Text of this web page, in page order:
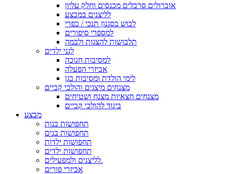
אוברולים סרבלים מכנסים וחלק עליון
לליצנים במבצע
לבוש בסגנון תנכי / כפרי
למספרי סיפורים
תלבושות להצגות ולבמה
לגני ילדים
למסיבות חנוכה
אביזרי הפעלה
לימי הולדת ומסיבות בגן
מצנחים מיצגים והולכי קביים
מצנחים חצאיות מצנח ושטיחים
ביגוד להולכי קביים
מבצע
תחפושות בנות
תחפושות בנים
תחפושות ילדות
תחפושות ילדים
לליצנים ולמפעילים.
אביזרי פורים